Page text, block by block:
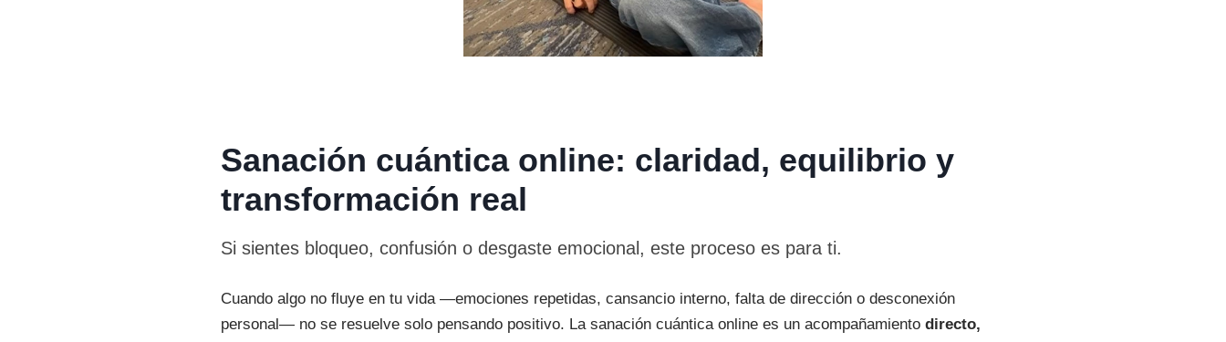
Sanación cuántica online: claridad, equilibrio y
transformación real
Si sientes bloqueo, confusión o desgaste emocional, este proceso es para ti.
Cuando algo no fluye en tu vida —emociones repetidas, cansancio interno, falta de dirección o desconexión
personal— no se resuelve solo pensando positivo. La sanación cuántica online es un acompañamiento directo,